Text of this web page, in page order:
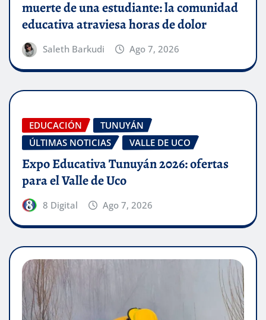
muerte de una estudiante: la comunidad
educativa atraviesa horas de dolor
Saleth Barkudi Ago 7, 2026
EDUCACIÓN
TUNUYÁN
ÚLTIMAS NOTICIAS
VALLE DE UCO
Expo Educativa Tunuyán 2026: ofertas
para el Valle de Uco
8 Digital Ago 7, 2026